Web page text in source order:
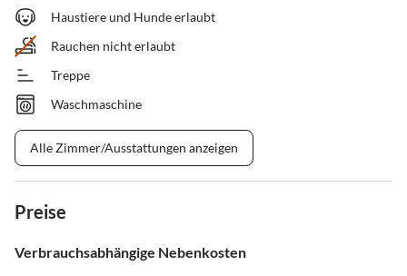
Haustiere und Hunde erlaubt
Rauchen nicht erlaubt
Treppe
Waschmaschine
Alle Zimmer/Ausstattungen anzeigen
Preise
Verbrauchsabhängige Nebenkosten